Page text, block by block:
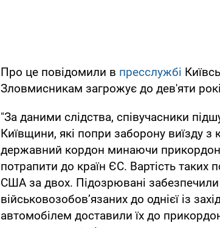
Про це повідомили в пресслужбі
Зловмисникам загрожує до дев'яти
"За даними слідства, співучасники
Київщини, які попри заборону виїзду з
державний кордон минаючи
потрапити до країн ЄС. Вартість таких
США за двох. Підозрювані забезпечили
військовозобов’язаних до однієї із
автомобілем доставили їх до